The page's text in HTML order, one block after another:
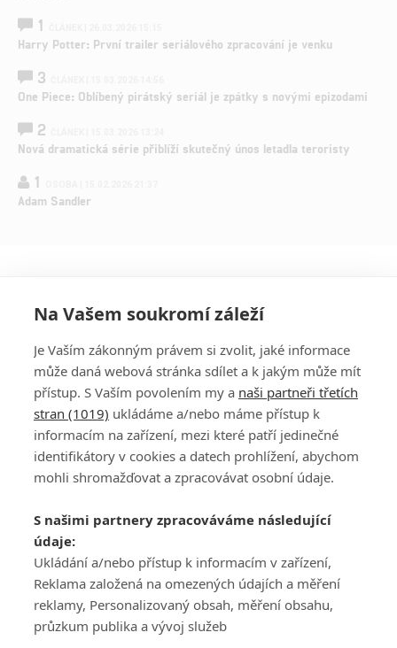
1
Harry Potter: První trailer seriálového zpracování je venku
3
One Piece: Oblíbený pirátský seriál je zpátky s novými epizodami
2
Nová dramatická série přiblíží skutečný únos letadla teroristy
1
Adam Sandler
PŘIHLÁSIT
REGISTROVAT
DISKUZE
Šéfredaktorkou webu jePetr Slavík, e-mailserialy@fandimefilmu.cz
Máte-li zájem o inzerci na našem webu napište nám na e-mail
studio@koncal.com
Ochrana osobních údajů|Zásady používání cookies |Pravidla webu
Upravit nastavení soukromí
Na Vašem soukromí záleží
Je Vaším zákonným právem si zvolit, jaké informace
může daná webová stránka sdílet a k jakým může mít
přístup. S Vaším povolením my a naši partneři třetích
stran (1019) ukládáme a/nebo máme přístup k
informacím na zařízení, mezi které patří jedinečné
identifikátory v cookies a datech prohlížení, abychom
mohli shromažďovat a zpracovávat osobní údaje.
S našimi partnery zpracováváme následující
údaje:
Ukládání a/nebo přístup k informacím v zařízení,
Reklama založená na omezených údajích a měření
reklamy, Personalizovaný obsah, měření obsahu,
průzkum publika a vývoj služeb